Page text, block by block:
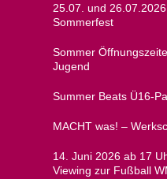
25.07. und
Sommerfest
Sommer
Jugend
Summer Beats Ü16-
MACHT was! –
14. Juni 2026 ab 17
Viewing zur Fußball